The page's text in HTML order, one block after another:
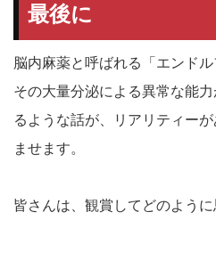
最後に
脳内麻薬と呼ばれる「エンド
その大量分泌による異常な能
るような話が、リアリティー
ませます。
皆さんは、観賞してどのよう